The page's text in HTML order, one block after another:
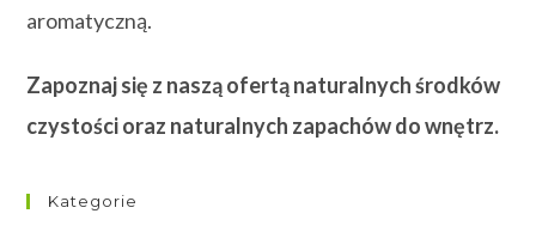
aromatyczną.
Zapoznaj się z naszą ofertą naturalnych środków
czystości oraz naturalnych zapachów do wnętrz.
Kategorie